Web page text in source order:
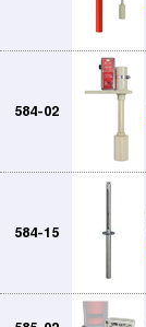
584-02
584-15